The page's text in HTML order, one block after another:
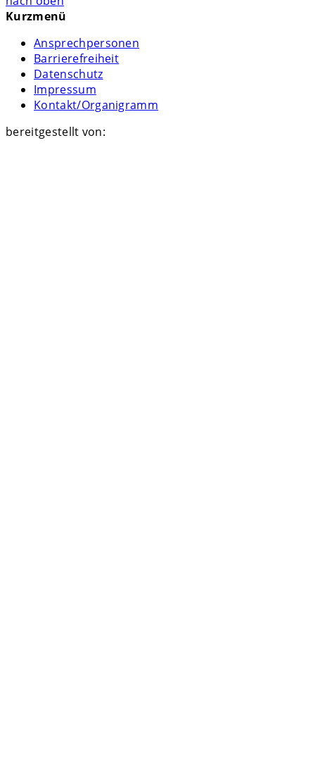
Kurzmenü
Ansprechpersonen
Barrierefreiheit
Datenschutz
Impressum
Kontakt/Organigramm
bereitgestellt von: